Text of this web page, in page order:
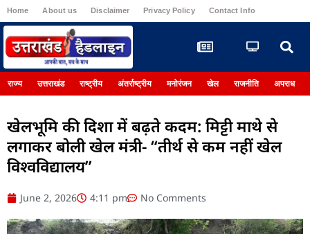
Home About us Disclaimer Privacy Policy Contact Info
राज्य उत्तराखंड राष्ट्रीय अंतर्राष्ट्रीय मनोरंजन खेल राजनीति अपराध
खेलभूमि की दिशा में बढ़ते कदम: मिट्टी माथे से
लगाकर बोली खेल मंत्री- “तीर्थ से कम नहीं खेल
विश्वविद्यालय”
June 2, 2026 4:11 pm No Comments